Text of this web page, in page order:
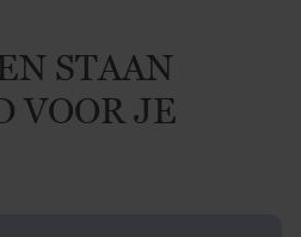
STAAN
VOOR JE